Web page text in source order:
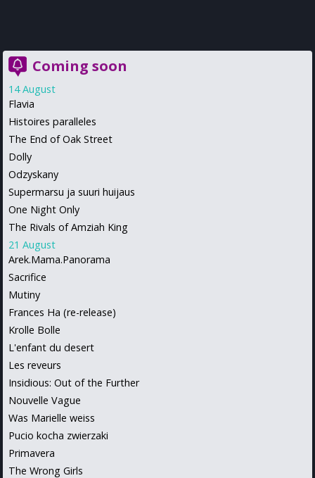
Coming soon
14 August
Flavia
Histoires paralleles
The End of Oak Street
Dolly
Odzyskany
Supermarsu ja suuri huijaus
One Night Only
The Rivals of Amziah King
21 August
Arek.Mama.Panorama
Sacrifice
Mutiny
Frances Ha (re-release)
Krolle Bolle
L'enfant du desert
Les reveurs
Insidious: Out of the Further
Nouvelle Vague
Was Marielle weiss
Pucio kocha zwierzaki
Primavera
The Wrong Girls